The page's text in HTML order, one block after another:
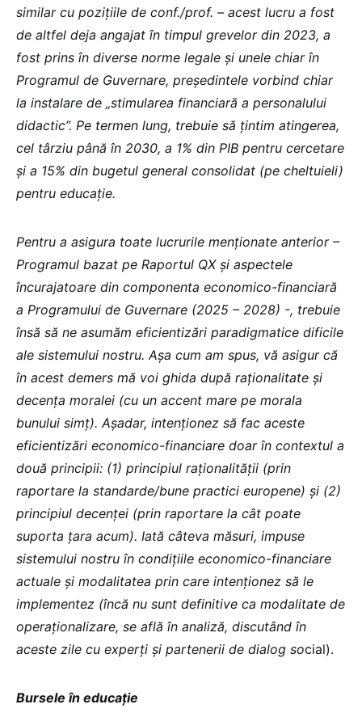
similar cu pozițiile de conf./prof. – acest lucru a fost
de altfel deja angajat în timpul grevelor din 2023, a
fost prins în diverse norme legale și unele chiar în
Programul de Guvernare, președintele vorbind chiar
la instalare de „stimularea financiară a personalului
didactic”. Pe termen lung, trebuie să țintim atingerea,
cel târziu până în 2030, a 1% din PIB pentru cercetare
și a 15% din bugetul general consolidat (pe cheltuieli)
pentru educație.
Pentru a asigura toate lucrurile menționate anterior –
Programul bazat pe Raportul QX și aspectele
încurajatoare din componenta economico-financiară
a Programului de Guvernare (2025 – 2028) -, trebuie
însă să ne asumăm eficientizări paradigmatice dificile
ale sistemului nostru. Așa cum am spus, vă asigur că
în acest demers mă voi ghida după raționalitate și
decența moralei (cu un accent mare pe morala
bunului simț). Așadar, intenționez să fac aceste
eficientizări economico-financiare doar în contextul a
două principii: (1) principiul raționalității (prin
raportare la standarde/bune practici europene) și (2)
principiul decenței (prin raportare la cât poate
suporta țara acum). Iată câteva măsuri, impuse
sistemului nostru în condițiile economico-financiare
actuale și modalitatea prin care intenționez să le
implementez (încă nu sunt definitive ca modalitate de
operaționalizare, se află în analiză, discutând în
aceste zile cu experți și partenerii de dialog social).
Bursele în educație